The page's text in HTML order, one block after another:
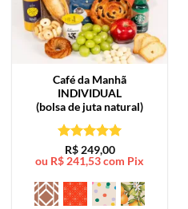
Café da Manhã
INDIVIDUAL
(bolsa de juta natural)
Avaliação5
de 5
R$249,00
ou R$ 241,53com Pix